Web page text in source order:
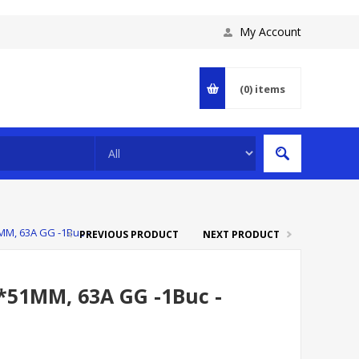
My Account
(0) items
63A GG -1Buc -PREVIOUS PRODUCT NEXT PRODUCT
63A GG -1Buc -